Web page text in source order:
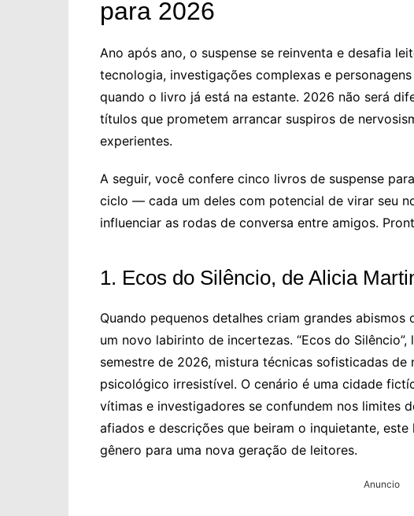
para 2026
Ano após ano, o suspense se reinventa e desafia
tecnologia, investigações complexas e
quando o livro já está na estante. 2026 não será
títulos que prometem arrancar suspiros de
experientes.
A seguir, você confere cinco livros de suspense
ciclo — cada um deles com potencial de virar seu
influenciar as rodas de conversa entre amigos.
1. Ecos do Silêncio, de Alicia
Quando pequenos detalhes criam grandes
um novo labirinto de incertezas. “Ecos do
semestre de 2026, mistura técnicas sofisticadas
psicológico irresistível. O cenário é uma cidade
vítimas e investigadores se confundem nos limites
afiados e descrições que beiram o inquietante,
gênero para uma nova geração de leitores.
Anuncio